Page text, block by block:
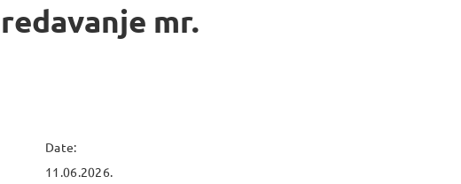
mr.
Date:
11.06.2026.